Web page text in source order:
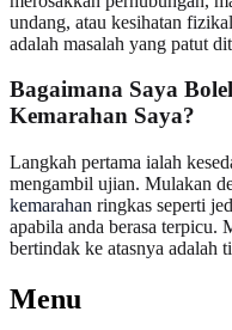
undang, atau kesihatan
adalah masalah yang patut
Bagaimana Saya
Kemarahan Saya?
Langkah pertama ialah
mengambil ujian. Mulakan
kemarahan ringkas seperti
apabila anda berasa terpicu.
bertindak ke atasnya adalah
Menu